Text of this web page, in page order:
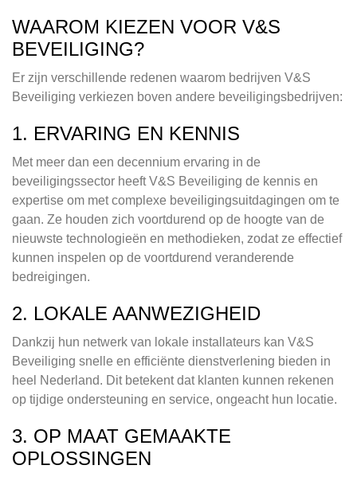
WAAROM KIEZEN VOOR V&S
BEVEILIGING?
Er zijn verschillende redenen waarom bedrijven V&S
Beveiliging verkiezen boven andere beveiligingsbedrijven:
1. ERVARING EN KENNIS
Met meer dan een decennium ervaring in de
beveiligingssector heeft V&S Beveiliging de kennis en
expertise om met complexe beveiligingsuitdagingen om te
gaan. Ze houden zich voortdurend op de hoogte van de
nieuwste technologieën en methodieken, zodat ze effectief
kunnen inspelen op de voortdurend veranderende
bedreigingen.
2. LOKALE AANWEZIGHEID
Dankzij hun netwerk van lokale installateurs kan V&S
Beveiliging snelle en efficiënte dienstverlening bieden in
heel Nederland. Dit betekent dat klanten kunnen rekenen
op tijdige ondersteuning en service, ongeacht hun locatie.
3. OP MAAT GEMAAKTE
OPLOSSINGEN